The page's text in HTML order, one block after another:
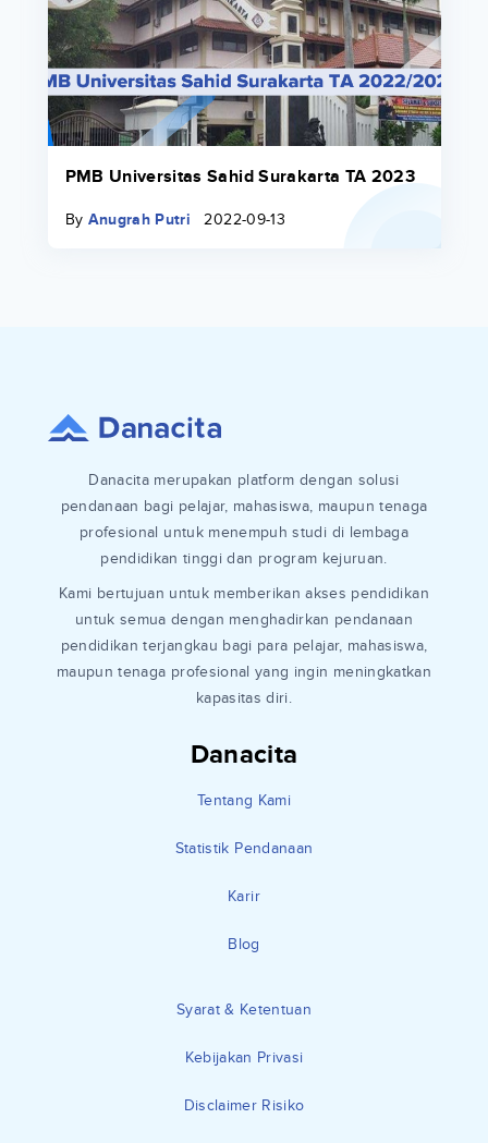
PMB Universitas Sahid Surakarta TA 2023
By Anugrah Putri 2022-09-13
Danacita
Tentang Kami
Statistik Pendanaan
Karir
Blog
Syarat & Ketentuan
Kebijakan Privasi
Disclaimer Risiko
Danacita merupakan platform dengan solusi
pendanaan bagi pelajar, mahasiswa, maupun tenaga
profesional untuk menempuh studi di lembaga
pendidikan tinggi dan program kejuruan.
Kami bertujuan untuk memberikan akses pendidikan
untuk semua dengan menghadirkan pendanaan
pendidikan terjangkau bagi para pelajar, mahasiswa,
maupun tenaga profesional yang ingin meningkatkan
kapasitas diri.